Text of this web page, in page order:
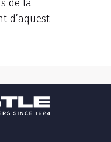
de la
d’aquest